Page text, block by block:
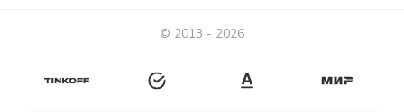
© 2013 - 2026